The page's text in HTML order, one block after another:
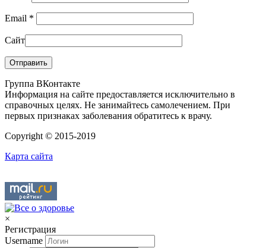
Email *
Сайт
Группа ВКонтакте
Информация на сайте предоставляется исключительно в
справочных целях. Не занимайтесь самолечением. При
первых признаках заболевания обратитесь к врачу.
Copyright © 2015-2019
Карта сайта
×
Регистрация
Username